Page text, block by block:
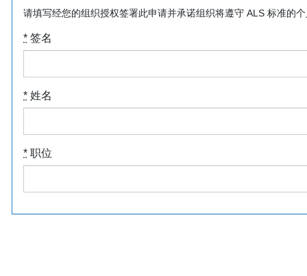
请填写经您的组织授权签署此申请并承诺组织将遵守 ALS 标准的
* 签名
* 姓名
* 职位